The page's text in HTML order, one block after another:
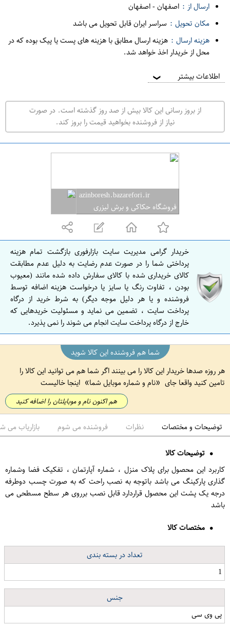
ه
ف
ر
و
ش
ی
ت
ر
ا
ارسال از : اصفهان-اصفهان
مکان تحویل : سراسر ایران قابل تحویل می باشد
هزینه ارسال : هزینه ارسال مطابق با هزینه های پست یا پیک بوده که در
محل از خریدار اخذ خواهد شد.
اطلاعات بیشتر ❯
از بروز رسانی این کالا بیش از صد روز گذشته است. در صورت
نیاز از فروشنده بخواهید قیمت را بروز کند.
azinboresh.bazarefori.ir
فروشگاه حکاکی و برش لیزری
خریدار گرامی مدیریت سایت بازارفوری بازگشت تمام هزینه
پرداختی شما را در صورت عدم رضایت به دلیل عدم مطابقت
کالای خریداری شده با کالای سفارش داده شده مانند (معیوب
بودن ، تفاوت رنگ یا سایز یا درخواست هزینه اضافه توسط
فروشنده و یا هر دلیل موجه دیگر) به شرط خرید از درگاه
پرداخت سایت ، تضمین می نماید و مسئولیت خریدهایی که
خارج از درگاه پرداخت سایت انجام می شوند را نمی پذیرد.
شما هم فروشنده این کالا شوید
هر روزه صدها خریدار این کالا را می بینند اگر شما هم می توانید این کالا را
تامین کنید واقعا جای
نام و شماره موبایل شما اینجا خالیست
هم اکنون نام و موبایلتان را اضافه کنید
توضیحات و مختصات نظرات فروشنده می شوم بازاریاب می
توضیحات کالا
کاربرد این محصول برای پلاک منزل ، شماره آپارتمان ، تفکیک فضا وشماره
گذاری پارکینگ می باشد باتوجه به نصب راحت که به صورت چسب دوطرفه
درجه یک پشت این محصول قراردارد قابل نصب برروی هر سطح مسطحی می
باشد
مختصات کالا
تعداد در بسته بندی
1
جنس
پی وی سی